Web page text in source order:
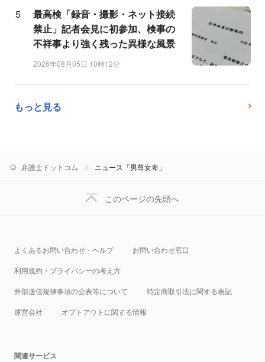
最高検「録音・撮影・ネット接続
禁止」記者会見に初参加、検事の
不祥事より強く残った異様な風景
2026年08月05日 10時12分
もっと見る
弁護士ドットコム ニュース「男尊女卑」
このページの先頭へ
よくあるお問い合わせ・ヘルプ お問い合わせ窓口
利用規約・プライバシーの考え方
外部送信規律事項の公表等について 特定商取引法に関する表記
運営会社 オプトアウトに関する情報
関連サービス